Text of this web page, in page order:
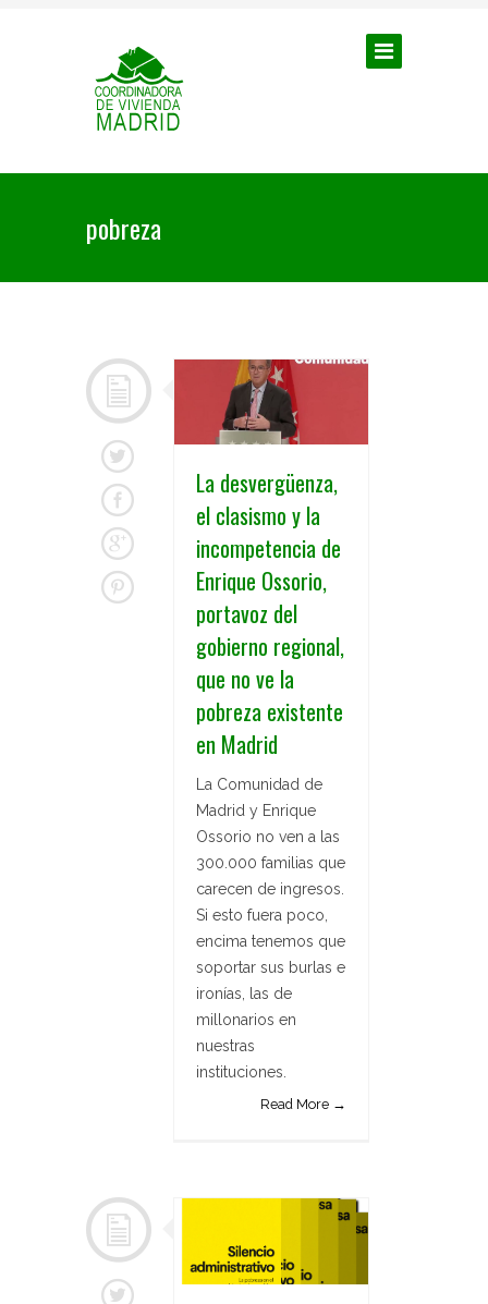
pobreza
La desvergüenza,
el clasismo y la
incompetencia de
Enrique Ossorio,
portavoz del
gobierno regional,
que no ve la
pobreza existente
en Madrid
La Comunidad de
Madrid y Enrique
Ossorio no ven a las
300.000 familias que
carecen de ingresos.
Si esto fuera poco,
encima tenemos que
soportar sus burlas e
ironías, las de
millonarios en
nuestras
instituciones.
Read More →